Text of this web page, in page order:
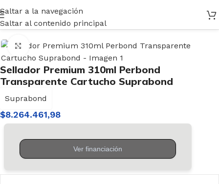
Saltar a la navegación
Saltar al contenido principal
Inicio Ferretería/ Selladores
Haga clic para ampliar
Sellador Premium 310ml Perbond
Transparente Cartucho Suprabond
Suprabond
$8.264.461,98